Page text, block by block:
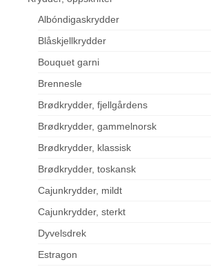
Albóndigaskrydder
Blåskjellkrydder
Bouquet garni
Brennesle
Brødkrydder, fjellgårdens
Brødkrydder, gammelnorsk
Brødkrydder, klassisk
Brødkrydder, toskansk
Cajunkrydder, mildt
Cajunkrydder, sterkt
Dyvelsdrek
Estragon